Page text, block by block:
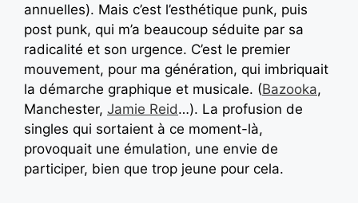
annuelles). Mais c’est l’esthétique punk, puis
post punk, qui m’a beaucoup séduite par sa
radicalité et son urgence. C’est le premier
mouvement, pour ma génération, qui imbriquait
la démarche graphique et musicale. (Bazooka,
Manchester, Jamie Reid…). La profusion de
singles qui sortaient à ce moment-là,
provoquait une émulation, une envie de
participer, bien que trop jeune pour cela.